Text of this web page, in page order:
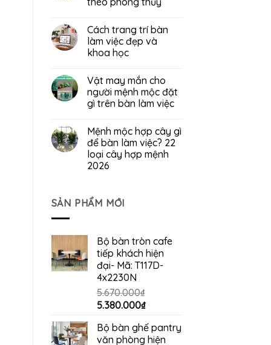
Cách trang trí bàn
làm việc đẹp và
khoa học
Vật may mắn cho
người mệnh mộc đặt
gì trên bàn làm việc
Mệnh mộc hợp cây gì
để bàn làm việc? 22
loại cây hợp mệnh
2026
SẢN PHẨM MỚI
Bộ bàn tròn cafe
tiếp khách hiện
đại- Mã: T117D-
4x2230N
5.670.000₫
Giá
là:
5.670.000₫.
5.380.000₫Giá
tại
là:
Bộ bàn ghế pantry
văn phòng hiện